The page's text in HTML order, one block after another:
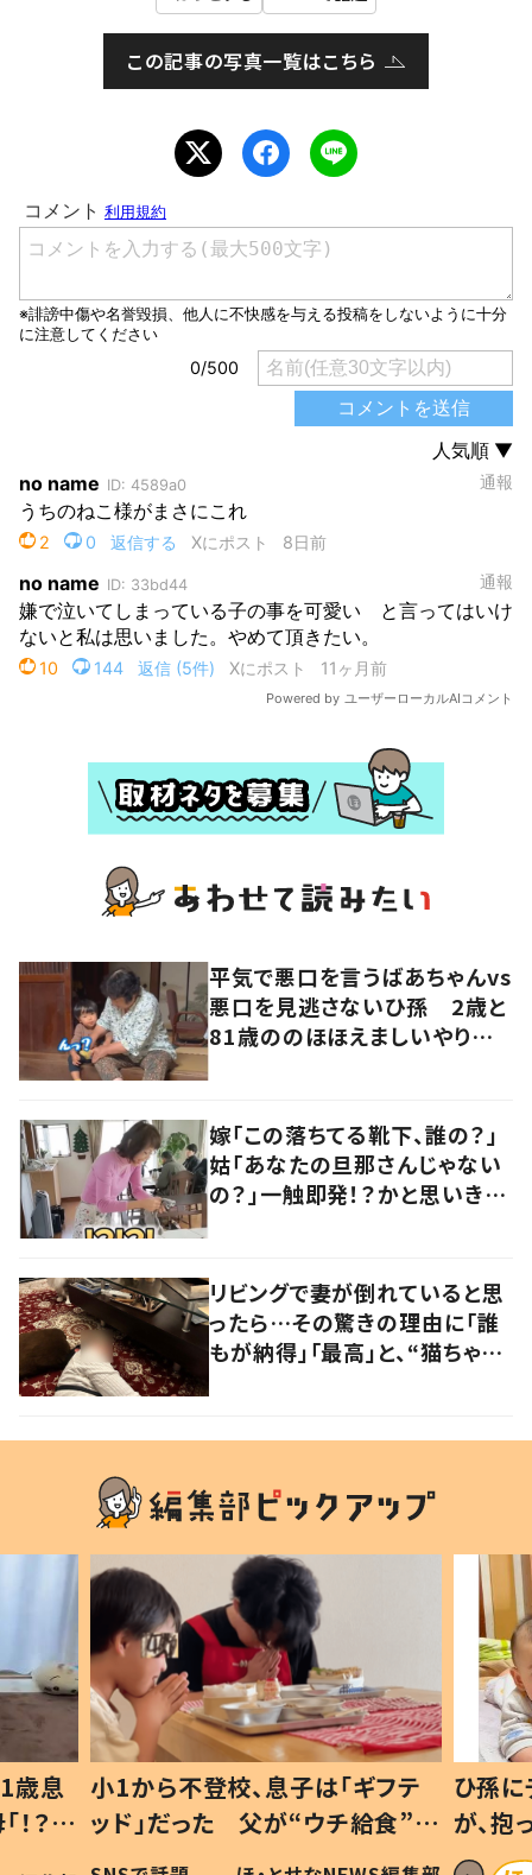
この記事の写真一覧はこちら
平気で悪口を言うばあちゃんvs
悪口を見逃さないひ孫 2歳と
81歳ののほほえましいやり取り
嫁「この落ちてる靴下、誰の？」
姑「あなたの旦那さんじゃない
の？」一触即発！？かと思いき
リビングで妻が倒れていると思
ったら…その驚きの理由に「誰
もが納得」「最高」と、“猫ちゃん
歳息
？」
小1から不登校、息子は「ギフテ
ッド」だった 父が“ウチ給食”を
作り続ける理由とは #令和の親
ひ孫
が、
「涙が